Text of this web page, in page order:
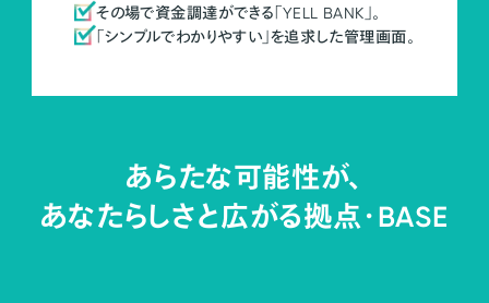
その場で資金調達ができる「YELL BANK」。
「シンプルでわかりやすい」を追求した管理画面。
あらたな可能性が、
あなたらしさと広がる拠点・BASE